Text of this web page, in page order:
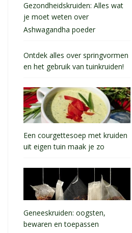
Gezondheidskruiden: Alles wat
je moet weten over
Ashwagandha poeder
Ontdek alles over springvormen
en het gebruik van tuinkruiden!
Een courgettesoep met kruiden
uit eigen tuin maak je zo
Geneeskruiden: oogsten,
bewaren en toepassen